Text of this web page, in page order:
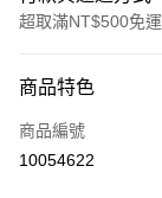
超取滿NT$500免運
信用卡一次付款
超商取貨付款
商品特色
商品編號
10054622